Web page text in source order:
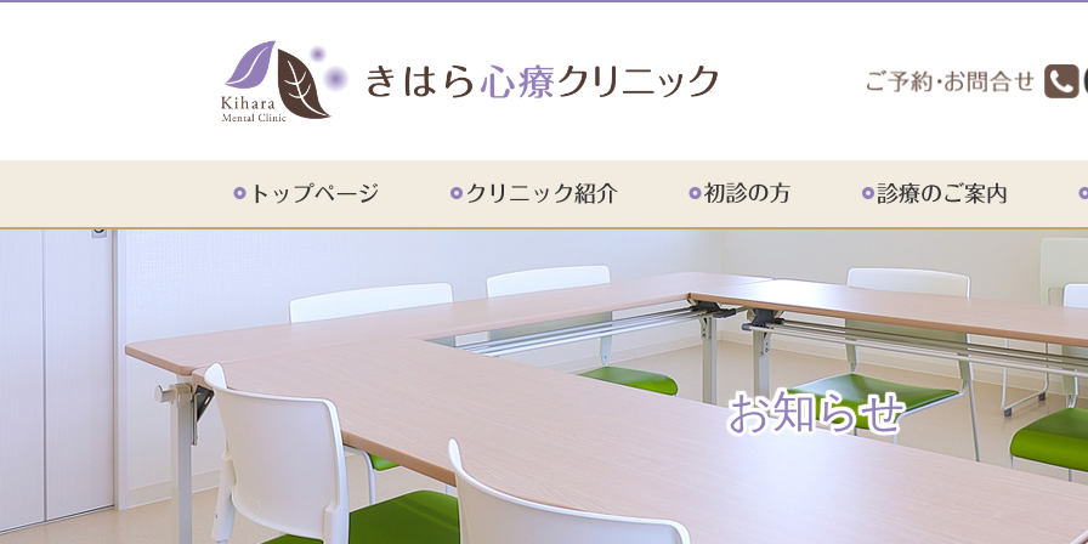
初診の方診療のご案内 ドクター紹介 アクセス
お知らせ